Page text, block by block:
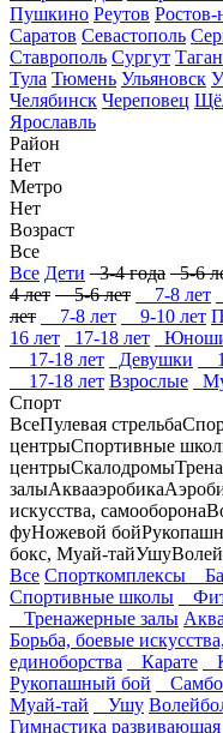
Пушкино Реутов
Саратов Севастополь
Ставрополь Сургут
Тула Тюмень Ульяновск
Челябинск Череповец
Ярославль
Район
Нет
Метро
Нет
Возраст
Все
Все Дети 3-4 года 5-6
4 лет 5-6 лет 7-8 лет
лет
7-8 лет 9-10 лет
16 лет
17-18 лет
17-18 лет
Девушки
17-18 лет Взрослые
Спорт
ВсеПулевая стрельба
центрыСпортивные
центрыСкалодромы
залыАквааэробика
искусства, самооборона
фуНожевой бой
бокс, Муай-тайУшу
Все Спорткомплексы
Спортивные школы
Тренажерные залы
Борьба, боевые
единоборства
Карате
Рукопашный бой
Самбо
Муай-тай
Ушу
Гимнастика развивающая